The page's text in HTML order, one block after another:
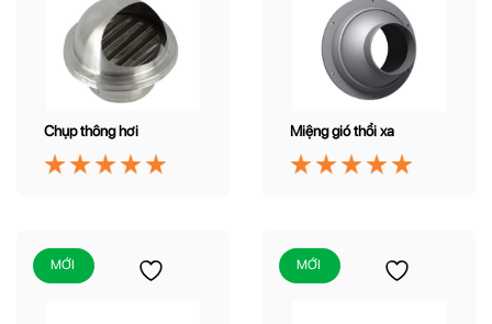
Chụp thông hơi Miệng gió thổi xa
MỚI MỚI